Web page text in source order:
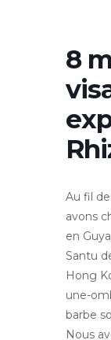
8
Au fil
avons
en
Santu
Hong
une-
barbe
Nous